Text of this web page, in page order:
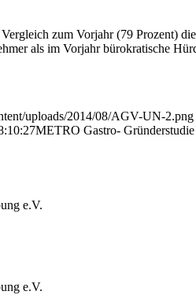
zum Vorjahr (79 Prozent)
als im Vorjahr bürokratische
uploads/2014/08/AGV-UN-2.png
METRO Gastro-
e.V.
e.V.